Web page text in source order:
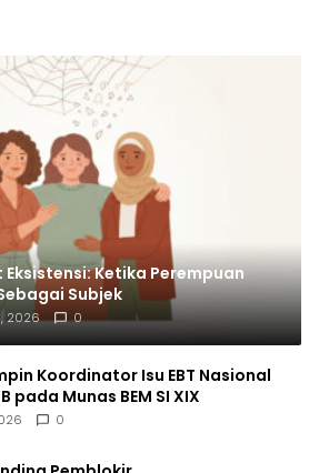
Ketika Perempuan
Subjek
2026 0
Koordinator Isu EBT Nasional
pada Munas BEM SI XIX
0